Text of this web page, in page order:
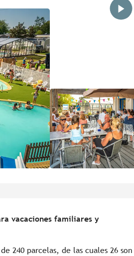
vacaciones familiares y
240 parcelas, de las cuales 26 son